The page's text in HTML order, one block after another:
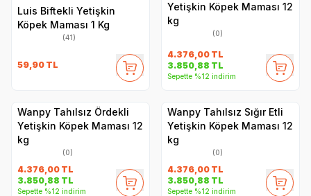
Luis Biftekli Yetişkin
Köpek Maması 1 Kg
(41)
59,90 TL
Yetişkin Köpek Maması 12
kg
(0)
4.376,00 TL
3.850,88 TL
Sepette %12 indirim
Wanpy Tahılsız Ördekli
Yetişkin Köpek Maması 12
kg
(0)
4.376,00 TL
3.850,88 TL
Sepette %12 indirim
Wanpy Tahılsız Sığır Etli
Yetişkin Köpek Maması 12
kg
(0)
4.376,00 TL
3.850,88 TL
Sepette %12 indirim